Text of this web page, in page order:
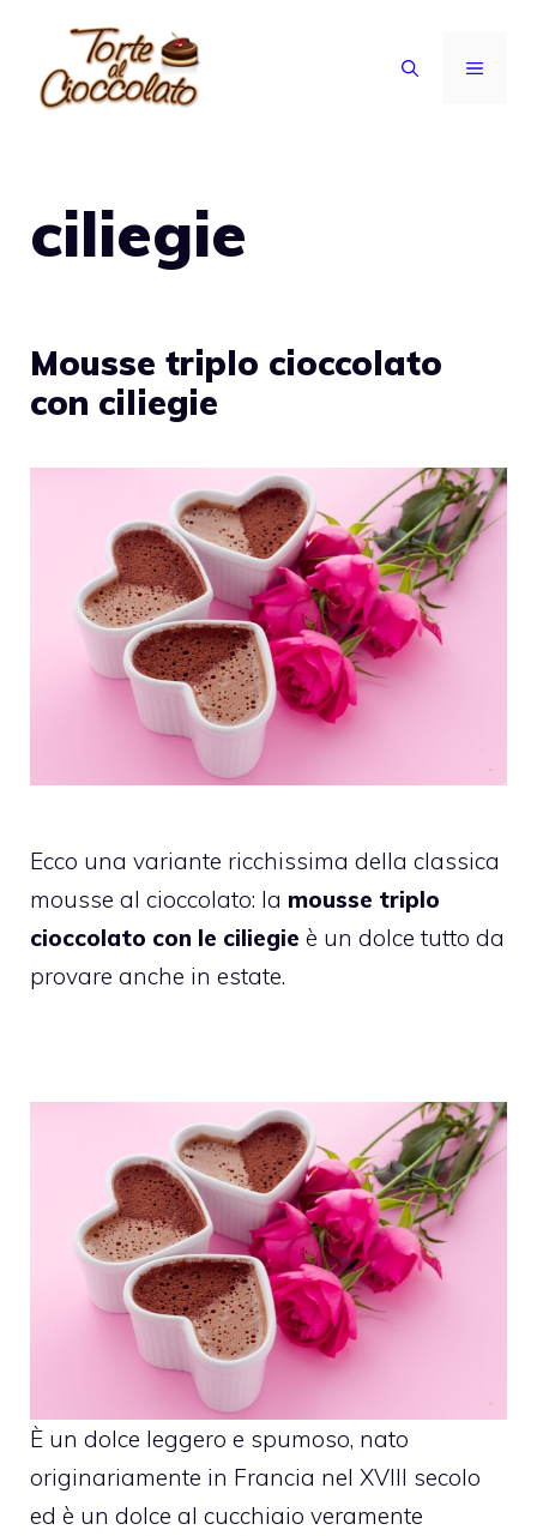
contenuto
MENU
ciliegie
Mousse triplo cioccolato
con ciliegie
Ecco una variante ricchissima della classica
mousse al cioccolato: la mousse triplo
cioccolato con le ciliegie è un dolce tutto da
provare anche in estate.
È un dolce leggero e spumoso, nato
originariamente in Francia nel XVIII secolo
ed è un dolce al cucchiaio veramente